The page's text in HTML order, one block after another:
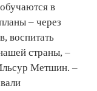
в
– через
воспитать
страны, –
Метшин. –